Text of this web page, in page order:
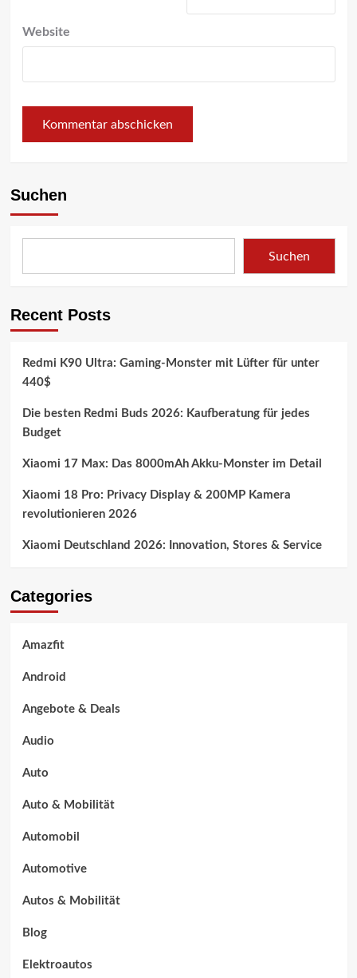
Website
Suchen
Suchen
Recent Posts
Redmi K90 Ultra: Gaming-Monster mit Lüfter für unter
440$
Die besten Redmi Buds 2026: Kaufberatung für jedes
Budget
Xiaomi 17 Max: Das 8000mAh Akku-Monster im Detail
Xiaomi 18 Pro: Privacy Display & 200MP Kamera
revolutionieren 2026
Xiaomi Deutschland 2026: Innovation, Stores & Service
Categories
Amazfit
Android
Angebote & Deals
Audio
Auto
Auto & Mobilität
Automobil
Automotive
Autos & Mobilität
Blog
Elektroautos